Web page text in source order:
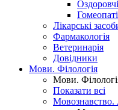
Лікарські
Фармакологія
Ветеринарія
Довідники
Мови. Філологія
Мови.
Показати всі
Мовознавство.